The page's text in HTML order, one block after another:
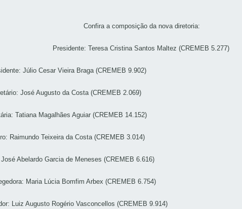
Confira a composição da nova diretoria:
Presidente: Teresa Cristina Santos Maltez (CREMEB 5.277)
Júlio Cesar Vieira Braga (CREMEB 9.902)
José Augusto da Costa (CREMEB 2.069)
Tatiana Magalhães Aguiar (CREMEB 14.152)
Raimundo Teixeira da Costa (CREMEB 3.014)
Abelardo Garcia de Meneses (CREMEB 6.616)
Maria Lúcia Bomfim Arbex (CREMEB 6.754)
Luiz Augusto Rogério Vasconcellos (CREMEB 9.914)